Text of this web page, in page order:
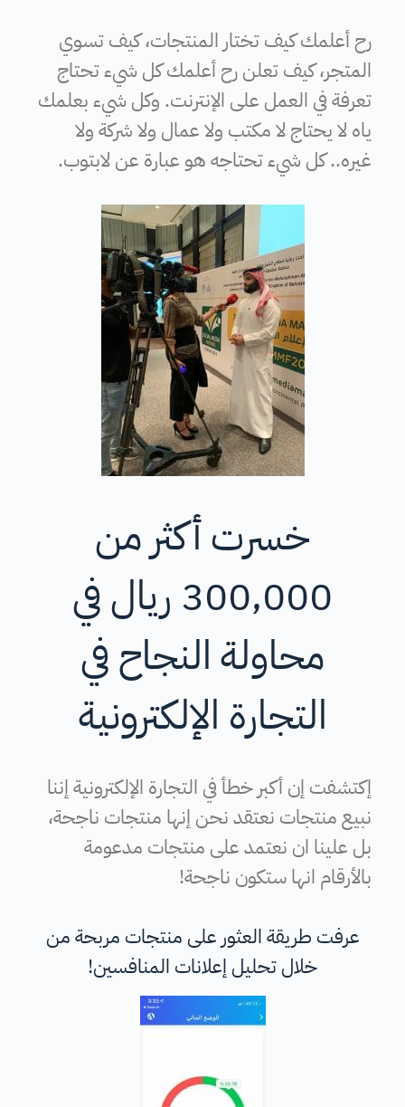
رح أعلمك كيف تختار المنتجات، كيف تسوي
المتجر، كيف تعلن رح أعلمك كل شيء تحتاج
تعرفة في العمل على الإنترنت. وكل شيء بعلمك
ياه لا يحتاج لا مكتب ولا عمال ولا شركة ولا
غيره.. كل شيء تحتاجه هو عبارة عن لابتوب.
خسرت أكثر من
300,000 ريال في
محاولة النجاح في
التجارة الإلكترونية
إكتشفت إن أكبر خطأ في التجارة الإلكترونية إننا
نبيع منتجات نعتقد نحن إنها منتجات ناجحة،
بل علينا ان نعتمد على منتجات مدعومة
بالأرقام انها ستكون ناجحة!
عرفت طريقة العثور على منتجات مربحة من
خلال تحليل إعلانات المنافسين!